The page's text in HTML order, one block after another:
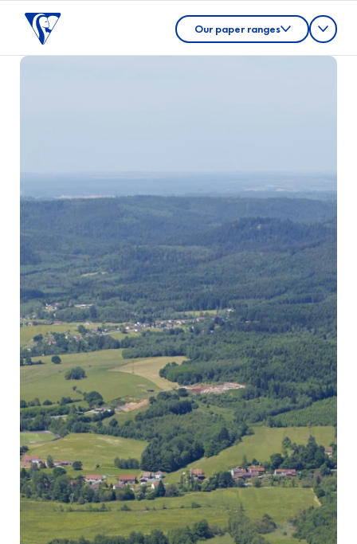
Our paper ranges
CONTACT
Votre CV*